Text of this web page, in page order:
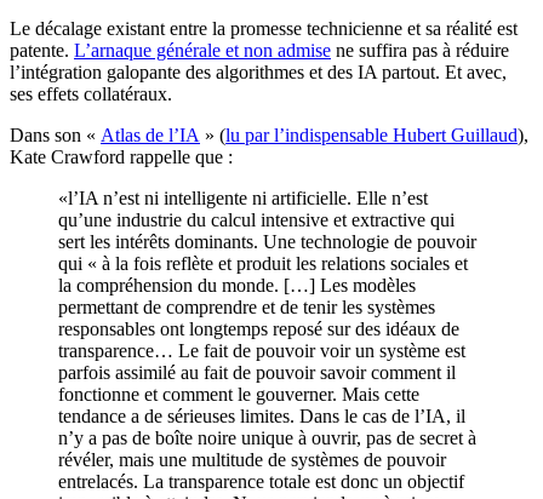
Le décalage existant entre la promesse technicienne et sa réalité est
patente. L’arnaque générale et non admise ne suffira pas à réduire
l’intégration galopante des algorithmes et des IA partout. Et avec,
ses effets collatéraux.
Dans son « Atlas de l’IA » (lu par l’indispensable Hubert Guillaud),
Kate Crawford rappelle que :
«l’IA n’est ni intelligente ni artificielle. Elle n’est
qu’une industrie du calcul intensive et extractive qui
sert les intérêts dominants. Une technologie de pouvoir
qui « à la fois reflète et produit les relations sociales et
la compréhension du monde. […] Les modèles
permettant de comprendre et de tenir les systèmes
responsables ont longtemps reposé sur des idéaux de
transparence… Le fait de pouvoir voir un système est
parfois assimilé au fait de pouvoir savoir comment il
fonctionne et comment le gouverner. Mais cette
tendance a de sérieuses limites. Dans le cas de l’IA, il
n’y a pas de boîte noire unique à ouvrir, pas de secret à
révéler, mais une multitude de systèmes de pouvoir
entrelacés. La transparence totale est donc un objectif